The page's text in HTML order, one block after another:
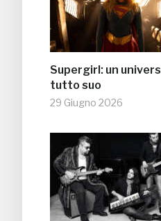
Supergirl: un
tutto suo
29 Giugno 2026